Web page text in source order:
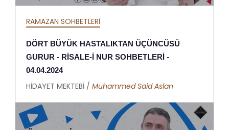
RAMAZAN SOHBETLERİ
DÖRT BÜYÜK HASTALIKTAN ÜÇÜNCÜSÜ
GURUR - RİSALE-İ NUR SOHBETLERİ -
04.04.2024
HİDAYET MEKTEBİ / Muhammed Said Aslan